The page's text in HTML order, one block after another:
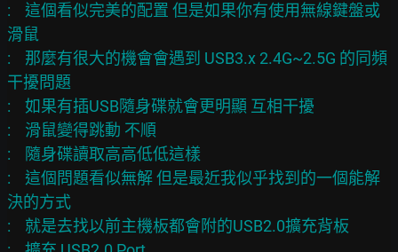
:    這個看似完美的配置 但是如果你有使用無線鍵盤或
滑鼠
:    那麼有很大的機會會遇到 USB3.x 2.4G~2.5G 的同頻
干擾問題
:    如果有插USB隨身碟就會更明顯 互相干擾
:    滑鼠變得跳動 不順
:    隨身碟讀取高高低低這樣
:    這個問題看似無解 但是最近我似乎找到的一個能解
決的方式
:    就是去找以前主機板都會附的USB2.0擴充背板